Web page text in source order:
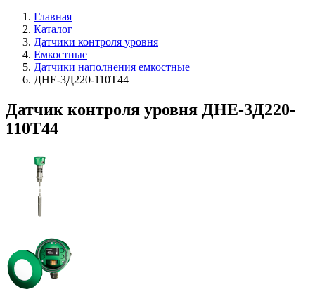
Главная
Каталог
Датчики контроля уровня
Емкостные
Датчики наполнения емкостные
ДНЕ-3Д220-110Т44
Датчик контроля уровня ДНЕ-3Д220-
110Т44